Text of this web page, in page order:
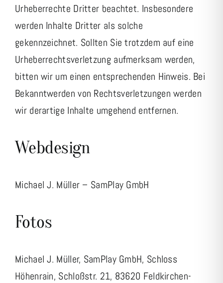
Urheberrechte Dritter beachtet. Insbesondere
werden Inhalte Dritter als solche
gekennzeichnet. Sollten Sie trotzdem auf eine
Urheberrechtsverletzung aufmerksam werden,
bitten wir um einen entsprechenden Hinweis. Bei
Bekanntwerden von Rechtsverletzungen werden
wir derartige Inhalte umgehend entfernen.
Webdesign
Michael J. Müller – SamPlay GmbH
Fotos
Michael J. Müller, SamPlay GmbH, Schloss
Höhenrain, Schloßstr. 21, 83620 Feldkirchen-